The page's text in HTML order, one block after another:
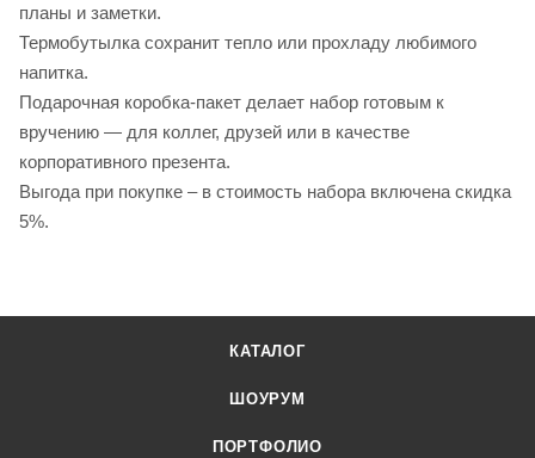
планы и заметки.
Термобутылка сохранит тепло или прохладу любимого
напитка.
Подарочная коробка-пакет делает набор готовым к
вручению — для коллег, друзей или в качестве
корпоративного презента.
Выгода при покупке – в стоимость набора включена скидка
5%.
КАТАЛОГ
ШОУРУМ
ПОРТФОЛИО